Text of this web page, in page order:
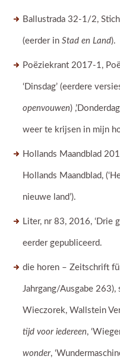
Ballustrada 32-1/2,
(eerder inStad en Land).
Poëziekrant 2017-1,
‘Dinsdag’ (eerdere
openvouwen)
weer te krijsen in mijn
Hollands Maandblad
Hollands Maandblad,
nieuwe land’).
Liter, nr 83, 2016, ‘Drie
eerder gepubliceerd.
die horen – Zeitschrift
Jahrgang/Ausgabe
Wieczorek, Wallstein
tijd voor iedereen,
wonder,